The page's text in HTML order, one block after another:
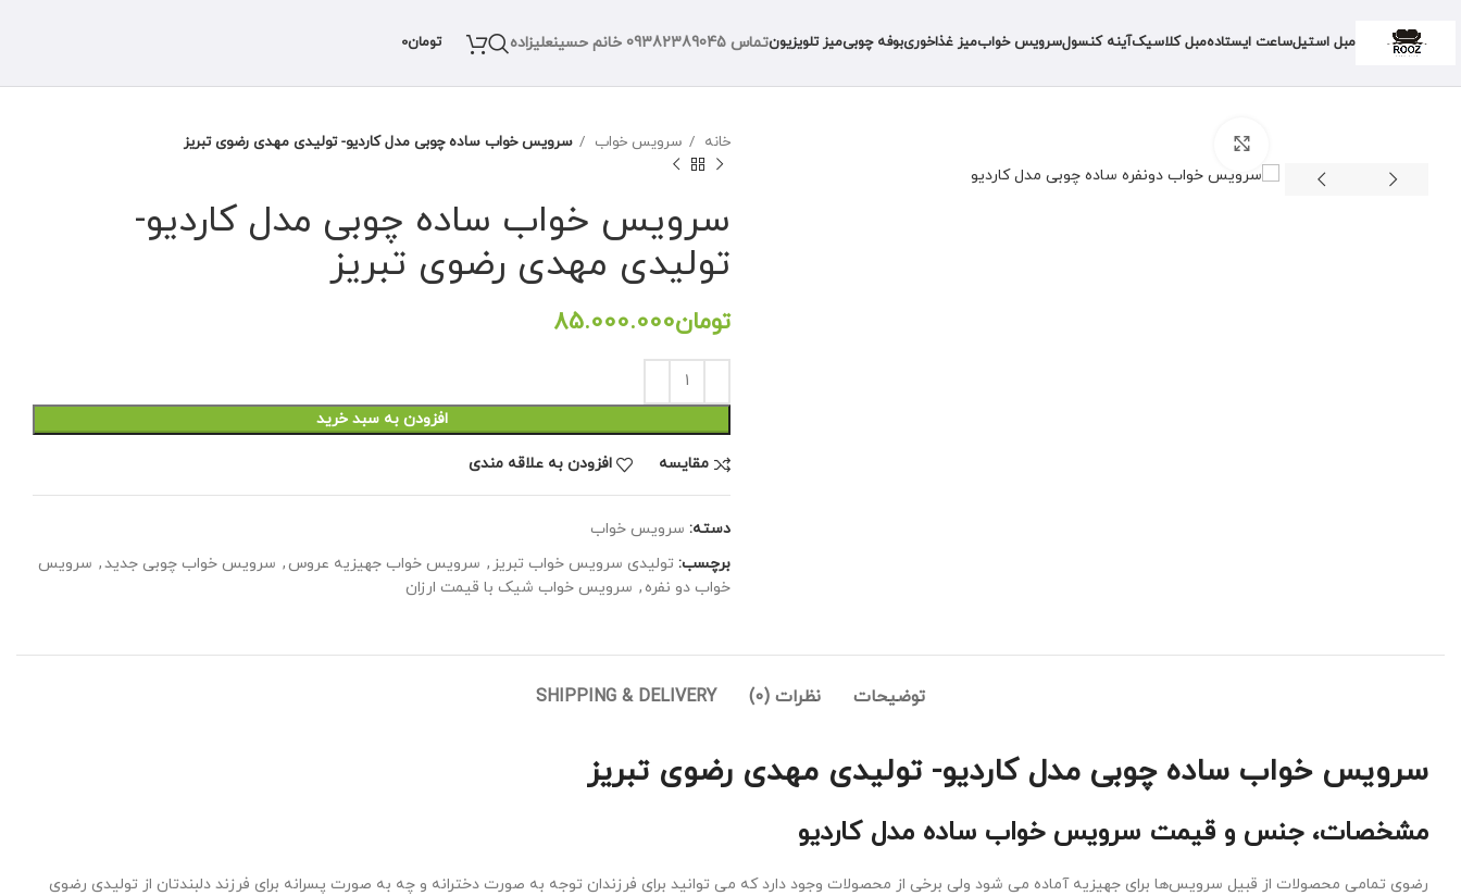
مبل استیلساعت ایستادهمبل کلاسیکآینه کنسولسرویس خوابمیز غذاخوریبوفه چوبیمیز تلویزیونتماس 09382389045 خانم حسینعلیزاده تومان0
خانه سرویس خواب سرویس خواب ساده چوبی مدل کاردیو- تولیدی مهدی رضوی تبریز
سرویس خواب ساده چوبی مدل کاردیو-
تولیدی مهدی رضوی تبریز
تومان
افزودن به سبد خرید
مقايسه افزودن به علاقه مندی
دسته: سرویس خواب
برچسب: تولیدی سرویس خواب تبریز , سرویس خواب جهیزیه عروس , سرویس خواب چوبی جدید, سرویس
خواب دو نفره , سرویس خواب شیک با قیمت ارزان
توضیحات نظرات (0) SHIPPING & DELIVERY
سرویس خواب ساده چوبی مدل کاردیو- تولیدی مهدی رضوی تبریز
مشخصات، جنس و قیمت سرویس خواب ساده مدل کاردیو
رضوی تمامی محصولات از قبیل سرویس‌ها برای جهیزیه آماده می شود ولی برخی از محصولات وجود دارد که می توانید برای فرزندان توجه به صورت دخترانه و چه به صورت پسرانه برای فرزند دلبندتان از تولیدی رضوی